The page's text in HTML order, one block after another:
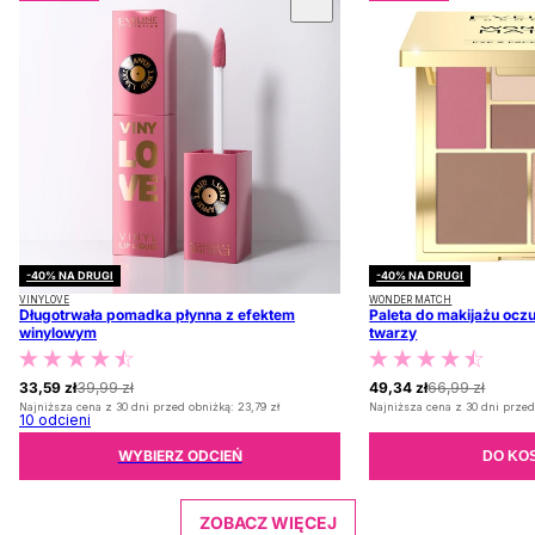
-40% NA DRUGI
VINYLOVE
Długotrwała pomadka płynna z efektem
winylowym
39,99 zł
33,59 zł
Najniższa cena z 30 dni przed obniżką: 23,79 zł
10 odcieni
WYBIERZ ODCIEŃ
-40% NA DRUGI
WONDER MATCH
Paleta do makijażu
twarzy
66,99 zł
49,34 zł
Najniższa cena z 30 dni
DO
ZOBACZ WIĘCEJ